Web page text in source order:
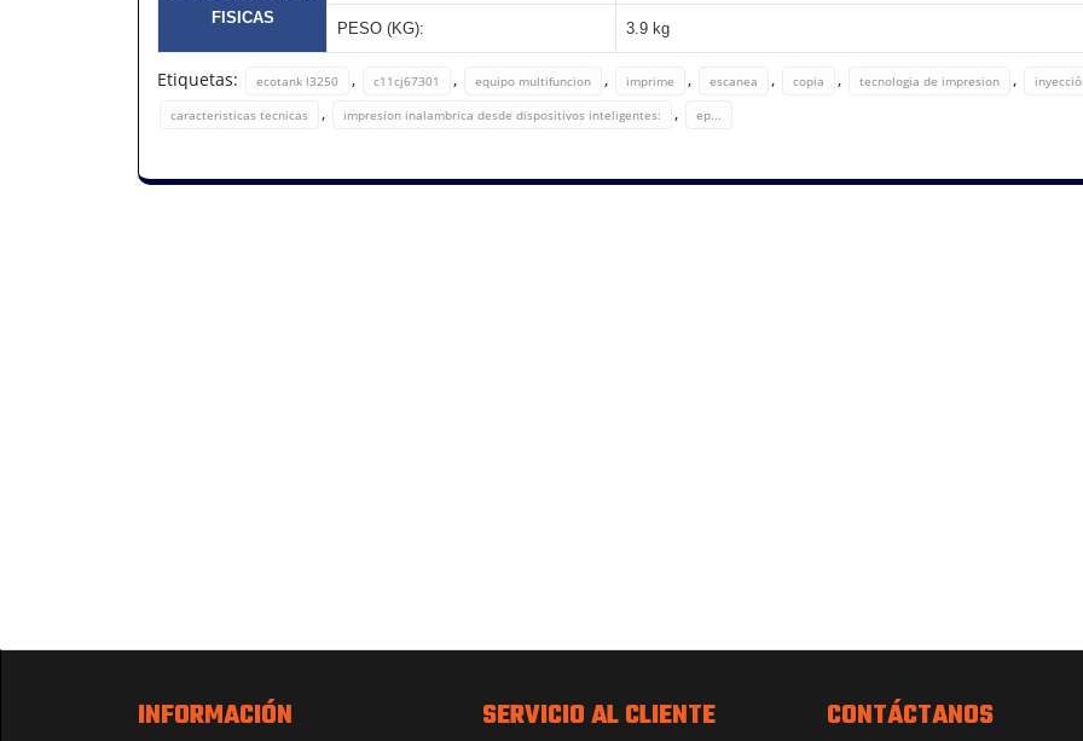
FISICAS
PESO (KG): 3.9 kg
Etiquetas: ecotank l3250 , c11cj67301 , equipo multifuncion , imprime , escanea , copia , tecnologia de impresion ,
caracteristicas tecnicas , impresion inalambrica desde dispositivos inteligentes: , ep...
INFORMACIÓN SERVICIO AL CLIENTE CONTÁCTANOS